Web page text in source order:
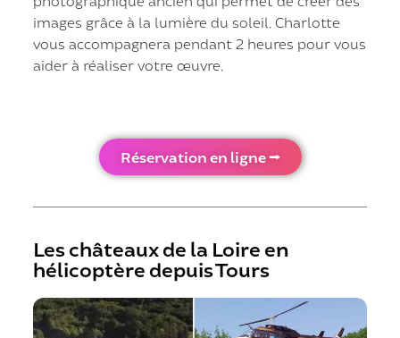
images grâce à la lumière du soleil. Charlotte
vous accompagnera pendant 2 heures pour vous
aider à réaliser votre œuvre.
Réservation en ligne ⭢
Les châteaux de la Loire en
hélicoptère depuis Tours